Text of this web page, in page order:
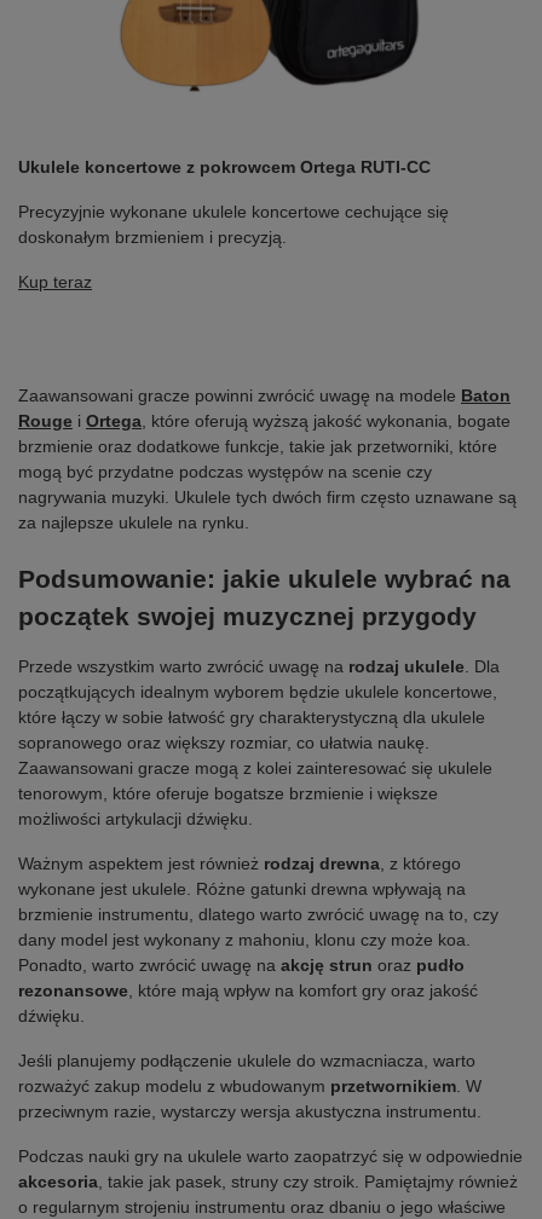
Ukulele koncertowe z pokrowcem Ortega RUTI-CC
Precyzyjnie wykonane ukulele koncertowe cechujące się
doskonałym brzmieniem i precyzją.
Kup teraz
Zaawansowani gracze powinni zwrócić uwagę na modele Baton
Rouge i Ortega , które oferują wyższą jakość wykonania, bogate
brzmienie oraz dodatkowe funkcje, takie jak przetworniki, które
mogą być przydatne podczas występów na scenie czy
nagrywania muzyki. Ukulele tych dwóch firm często uznawane są
za najlepsze ukulele na rynku.
Podsumowanie: jakie ukulele wybrać na
początek swojej muzycznej przygody
Przede wszystkim warto zwrócić uwagę na rodzaj ukulele . Dla
początkujących idealnym wyborem będzie ukulele koncertowe,
które łączy w sobie łatwość gry charakterystyczną dla ukulele
sopranowego oraz większy rozmiar, co ułatwia naukę.
Zaawansowani gracze mogą z kolei zainteresować się ukulele
tenorowym, które oferuje bogatsze brzmienie i większe
możliwości artykulacji dźwięku.
Ważnym aspektem jest również rodzaj drewna , z którego
wykonane jest ukulele. Różne gatunki drewna wpływają na
brzmienie instrumentu, dlatego warto zwrócić uwagę na to, czy
dany model jest wykonany z mahoniu, klonu czy może koa.
Ponadto, warto zwrócić uwagę na akcję strun oraz pudło
rezonansowe , które mają wpływ na komfort gry oraz jakość
dźwięku.
Jeśli planujemy podłączenie ukulele do wzmacniacza, warto
rozważyć zakup modelu z wbudowanym przetwornikiem . W
przeciwnym razie, wystarczy wersja akustyczna instrumentu.
Podczas nauki gry na ukulele warto zaopatrzyć się w odpowiednie
akcesoria , takie jak pasek, struny czy stroik. Pamiętajmy również
o regularnym strojeniu instrumentu oraz dbaniu o jego właściwe